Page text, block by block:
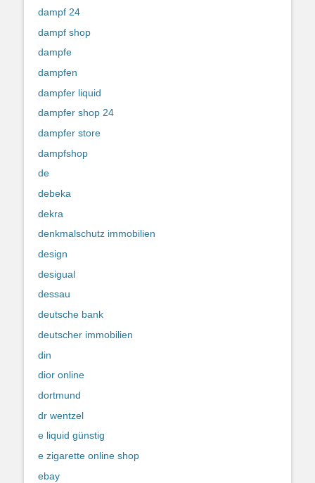
dampf 24
dampf shop
dampfe
dampfen
dampfer liquid
dampfer shop 24
dampfer store
dampfshop
de
debeka
dekra
denkmalschutz immobilien
design
desigual
dessau
deutsche bank
deutscher immobilien
din
dior online
dortmund
dr wentzel
e liquid günstig
e zigarette online shop
ebay